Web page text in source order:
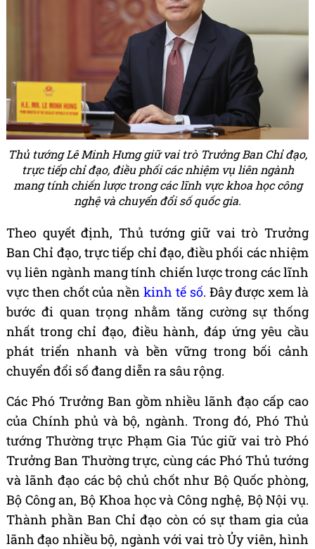
Thủ tướng Lê Minh Hưng giữ vai trò Trưởng Ban Chỉ đạo,
trực tiếp chỉ đạo, điều phối các nhiệm vụ liên ngành
mang tính chiến lược trong các lĩnh vực khoa học công
nghệ và chuyển đổi số quốc gia.
Theo quyết định, Thủ tướng giữ vai trò Trưởng
Ban Chỉ đạo, trực tiếp chỉ đạo, điều phối các nhiệm
vụ liên ngành mang tính chiến lược trong các lĩnh
vực then chốt của nềnkinh tế số. Đây được xem là
bước đi quan trọng nhằm tăng cường sự thống
nhất trong chỉ đạo, điều hành, đáp ứng yêu cầu
phát triển nhanh và bền vững trong bối cảnh
chuyển đổi số đang diễn ra sâu rộng.
Các Phó Trưởng Ban gồm nhiều lãnh đạo cấp cao
của Chính phủ và bộ, ngành. Trong đó, Phó Thủ
tướng Thường trực Phạm Gia Túc giữ vai trò Phó
Trưởng Ban Thường trực, cùng các Phó Thủ tướng
và lãnh đạo các bộ chủ chốt như Bộ Quốc phòng,
Bộ Công an, Bộ Khoa học và Công nghệ, Bộ Nội vụ.
Thành phần Ban Chỉ đạo còn có sự tham gia của
lãnh đạo nhiều bộ, ngành với vai trò Ủy viên, hình